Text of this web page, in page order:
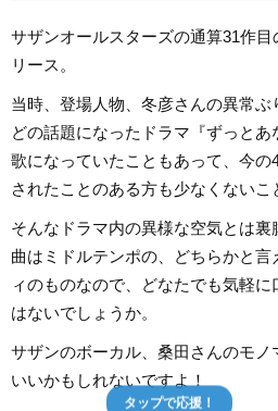
サザンオールスターズの通算31作目
リース。
当時、登場人物、冬彦さんの異常
どの話題になったドラマ『ずっと
歌になっていたこともあって、今の
されたことのある方も少なくないこ
そんなドラマ内の異様な空気とは
曲はミドルテンポの、どちらかと
ィのものなので、どなたでも気軽
はないでしょうか。
サザンのボーカル、桑田さんのモノ
いいかもしれないですよ！
タップで応援！